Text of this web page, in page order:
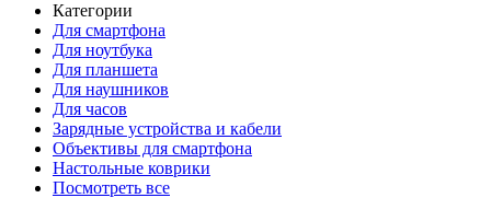
Категории
Для смартфона
Для ноутбука
Для планшета
Для наушников
Для часов
Зарядные устройства и кабели
Объективы для смартфона
Настольные коврики
Посмотреть все